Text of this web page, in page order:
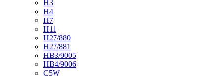
H3
H4
H7
H11
H27/880
H27/881
HB3/9005
HB4/9006
C5W